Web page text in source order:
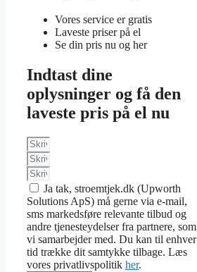
Vores service er gratis
Laveste priser på el
Se din pris nu og her
Indtast dine
oplysninger og få den
laveste pris på el nu
Ja tak, stroemtjek.dk (Upworth
Solutions ApS) må gerne via e-mail,
sms markedsføre relevante tilbud og
andre tjenesteydelser fra partnere, som
vi samarbejder med. Du kan til enhver
tid trække dit samtykke tilbage. Læs
vores privatlivspolitik her.